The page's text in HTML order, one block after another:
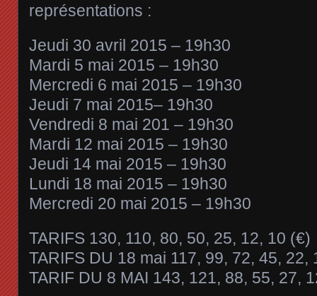
représentations :
Jeudi 30 avril 2015 – 19h30
Mardi 5 mai 2015 – 19h30
Mercredi 6 mai 2015 – 19h30
Jeudi 7 mai 2015– 19h30
Vendredi 8 mai 201 – 19h30
Mardi 12 mai 2015 – 19h30
Jeudi 14 mai 2015 – 19h30
Lundi 18 mai 2015 – 19h30
Mercredi 20 mai 2015 – 19h30
TARIFS 130, 110, 80, 50, 25, 12, 10 (€)
TARIFS DU 18 mai 117, 99, 72, 45, 22,
TARIF DU 8 MAI 143, 121, 88, 55, 27,